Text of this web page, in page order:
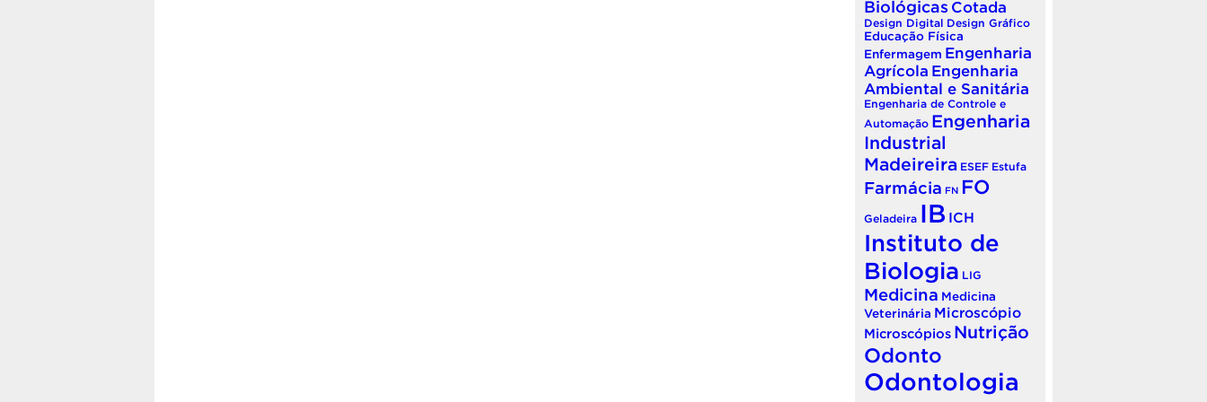
Biológicas Cotada
Design Digital Design Gráfico
Educação Física
Enfermagem Engenharia
Agrícola Engenharia
Ambiental e Sanitária
Engenharia de Controle e
Automação Engenharia
Industrial
Madeireira ESEF Estufa
Farmácia FN FO
Geladeira IB ICH
Instituto de
Biologia LIG
Medicina Medicina
Veterinária Microscópio
Microscópios Nutrição
Odonto
Odontologia